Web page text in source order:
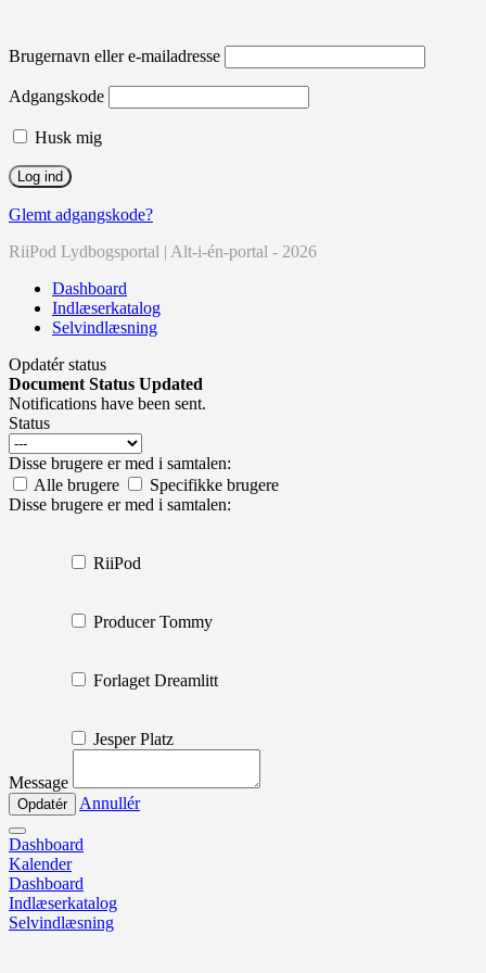
Brugernavn eller e-mailadresse
Adgangskode
Husk mig
Glemt adgangskode?
RiiPod Lydbogsportal | Alt-i-én-portal - 2026
Dashboard
Indlæserkatalog
Selvindlæsning
Opdatér status
Document Status Updated
Notifications have been sent.
Status
Disse brugere er med i samtalen:
Alle brugere
Specifikke brugere
Disse brugere er med i samtalen:
RiiPod
Producer Tommy
Forlaget Dreamlitt
Jesper Platz
Message
Annullér
Dashboard
Kalender
Dashboard
Indlæserkatalog
Selvindlæsning